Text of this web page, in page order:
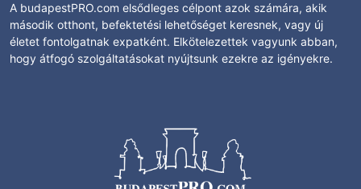
A budapestPRO.com elsődleges célpont azok számára, akik
második otthont, befektetési lehetőséget keresnek, vagy új
életet fontolgatnak expatként. Elkötelezettek vagyunk abban,
hogy átfogó szolgáltatásokat nyújtsunk ezekre az igényekre.